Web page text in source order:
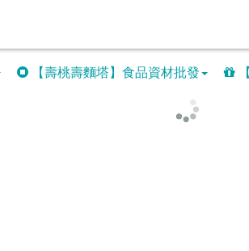
【壽桃壽麵塔】食品資材批發